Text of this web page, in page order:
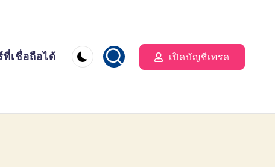
ที่เชื่อถือได้ เปิดบัญชีเทรด